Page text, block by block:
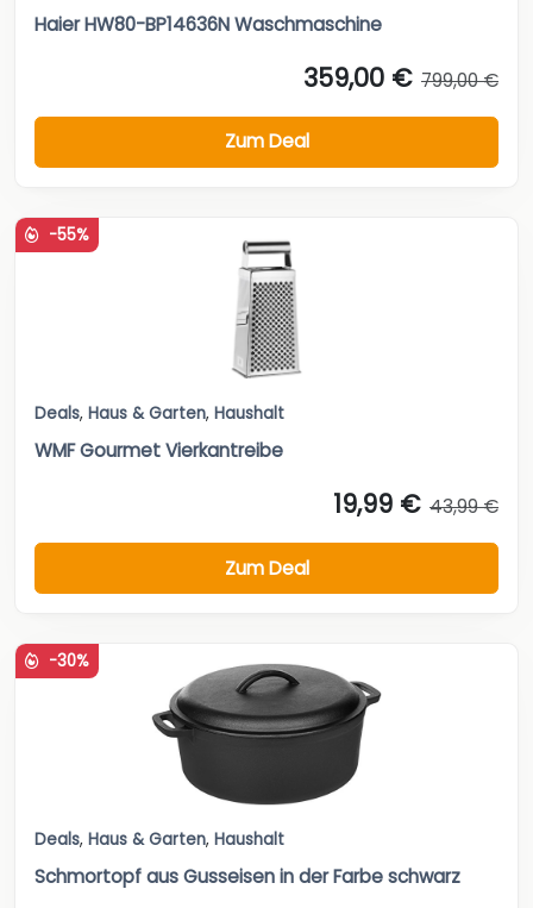
Haier HW80-BP14636N Waschmaschine
359,00 € 799,00 €
Zum Deal
-55%
Deals, Haus & Garten, Haushalt
WMF Gourmet Vierkantreibe
19,99 € 43,99 €
Zum Deal
-30%
Deals, Haus & Garten, Haushalt
Schmortopf aus Gusseisen in der Farbe schwarz